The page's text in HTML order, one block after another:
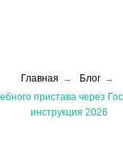
Главная → Блог →
пристава через
инструкция 2026